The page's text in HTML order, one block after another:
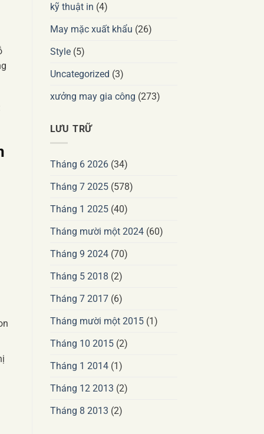
kỹ thuật in (4)
May mặc xuất khẩu (26)
Style(5)
Uncategorized (3)
xưởng may gia công (273)
LƯU TRỮ
Tháng 6 2026(34)
Tháng 7 2025(578)
Tháng 1 2025(40)
Tháng mười một 2024(60)
Tháng 9 2024(70)
Tháng 5 2018 (2)
Tháng 7 2017(6)
Tháng mười một 2015(1)
Tháng 10 2015(2)
Tháng 1 2014(1)
Tháng 12 2013 (2)
Tháng 8 2013 (2)